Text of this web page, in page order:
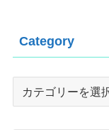
Category
Category